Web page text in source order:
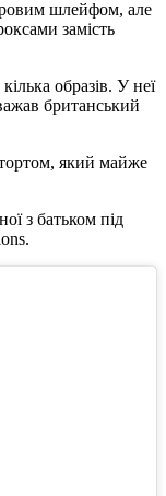
шлейфом, але
замість
образів. У неї
британський
який майже
з батьком під